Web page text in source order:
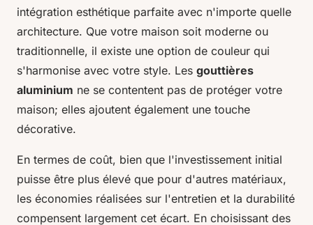
intégration esthétique parfaite avec n'importe quelle
architecture. Que votre maison soit moderne ou
traditionnelle, il existe une option de couleur qui
s'harmonise avec votre style. Les gouttières
aluminium ne se contentent pas de protéger votre
maison; elles ajoutent également une touche
décorative.
En termes de coût, bien que l'investissement initial
puisse être plus élevé que pour d'autres matériaux,
les économies réalisées sur l'entretien et la durabilité
compensent largement cet écart. En choisissant des